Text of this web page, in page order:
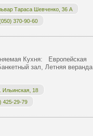
Тараса Шевченко, 36 А
370-90-60
Кухня: Европейская
зал, Летняя веранда
Ильинская, 18
425-29-79